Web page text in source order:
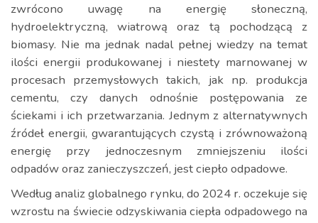
zwrócono uwagę na energię słoneczną,
hydroelektryczną, wiatrową oraz tą pochodzącą z
biomasy. Nie ma jednak nadal pełnej wiedzy na temat
ilości energii produkowanej i niestety marnowanej w
procesach przemysłowych takich, jak np. produkcja
cementu, czy danych odnośnie postępowania ze
ściekami i ich przetwarzania. Jednym z alternatywnych
źródeł energii, gwarantujących czystą i zrównoważoną
energię przy jednoczesnym zmniejszeniu ilości
odpadów oraz zanieczyszczeń, jest ciepło odpadowe.
Według analiz globalnego rynku, do 2024 r. oczekuje się
wzrostu na świecie odzyskiwania ciepła odpadowego na